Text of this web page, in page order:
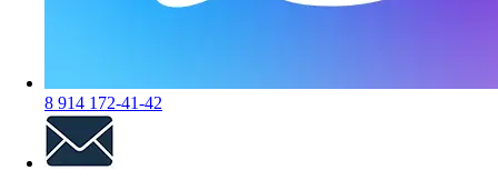
8 914 172-41-42